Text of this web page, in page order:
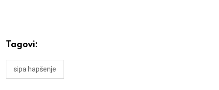
Tagovi:
sipa hapšenje